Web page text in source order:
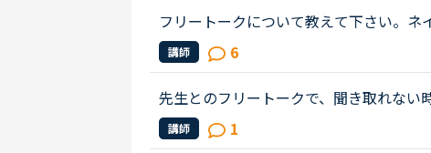
フリートークについて教えて下さい。
も怖くてフリートークのみが選べません
います。フリートークに興味はあ...
講師 6
先生とのフリートークで、聞き取れない
て、親の私が時々サポートに入っていま
ートークっぽいことになることがあ...
講師 1